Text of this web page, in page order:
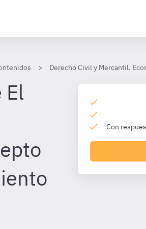
Derecho Civil y Mercantil.
Con